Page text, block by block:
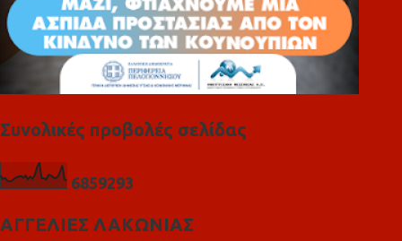
Συνολικές προβολές σελίδας
6859293
ΑΓΓΕΛΙΕΣ ΛΑΚΩΝΙΑΣ